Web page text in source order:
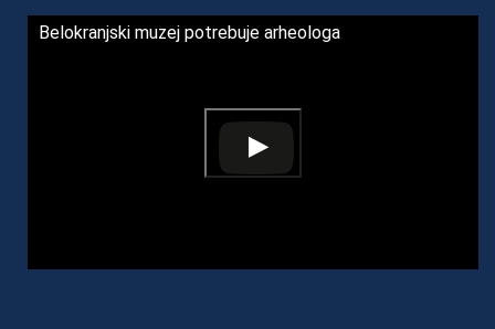
Belokranjski muzej potrebuje arheologa